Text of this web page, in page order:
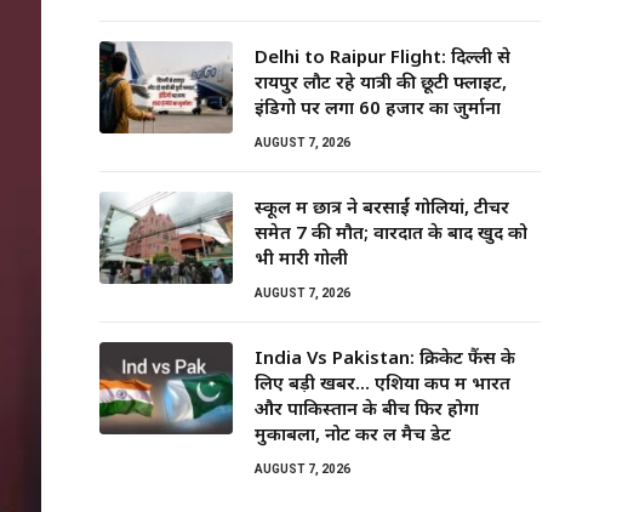
Delhi to Raipur Flight: दिल्ली से
रायपुर लौट रहे यात्री की छूटी फ्लाइट,
इंडिगो पर लगा 60 हजार का जुर्माना
AUGUST 7, 2026
स्कूल में छात्र ने बरसाईं गोलियां, टीचर
समेत 7 की मौत; वारदात के बाद खुद को
भी मारी गोली
AUGUST 7, 2026
India Vs Pakistan: क्रिकेट फैंस के
लिए बड़ी खबर… एशिया कप में भारत
और पाकिस्तान के बीच फिर होगा
मुकाबला, नोट कर लें मैच डेट
AUGUST 7, 2026